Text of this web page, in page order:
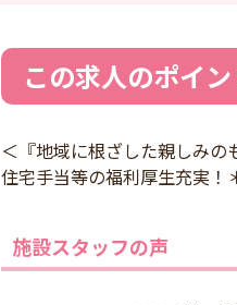
この求人のポイン
＜『地域に根ざした親しみ
住宅手当等の福利厚生充実！
施設スタッフの声